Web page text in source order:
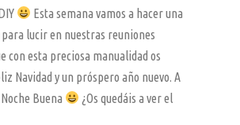
Esta semana vamos a hacer una
lucir en nuestras reuniones
con esta preciosa manualidad os
Navidad y un próspero año nuevo. A
Buena
¿Os quedáis a ver el